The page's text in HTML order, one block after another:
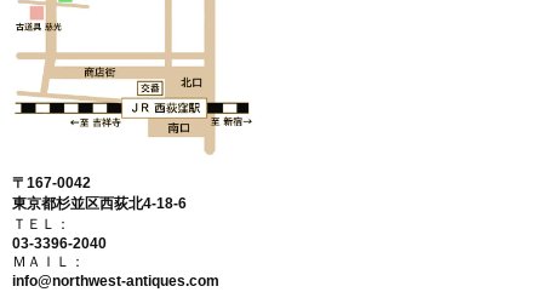
〒167-0042
東京都杉並区西荻北4-18-6
ＴＥＬ：
03-3396-2040
ＭＡＩＬ：
info@northwest-antiques.com